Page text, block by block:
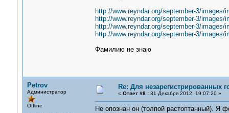
http://www.reyndar.org/september-3/images/
http://www.reyndar.org/september-3/images/
http://www.reyndar.org/september-3/images/
http://www.reyndar.org/september-3/images/
Фамилию не знаю
Petrov
Администратор
Offline
Re: Для незарегистрированных
« Ответ #8 :31 Декабря 2012, 19:07:20 »
Не опознан он (толпой растоптанный). Я